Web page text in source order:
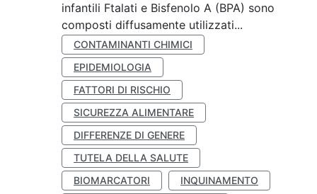
infantili Ftalati e Bisfenolo A (BPA) sono
composti diffusamente utilizzati...
CONTAMINANTI CHIMICI
EPIDEMIOLOGIA
FATTORI DI RISCHIO
SICUREZZA ALIMENTARE
DIFFERENZE DI GENERE
TUTELA DELLA SALUTE
BIOMARCATORI
INQUINAMENTO